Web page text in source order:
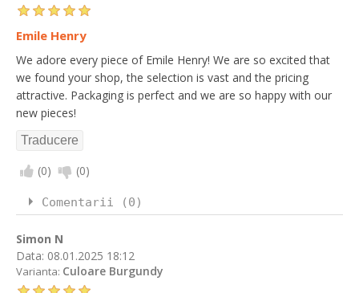
Emile Henry
We adore every piece of Emile Henry! We are so excited that
we found your shop, the selection is vast and the pricing
attractive. Packaging is perfect and we are so happy with our
new pieces!
(0) (0)
Comentarii (0)
Simon N
Data: 08.01.2025 18:12
Varianta: Culoare Burgundy